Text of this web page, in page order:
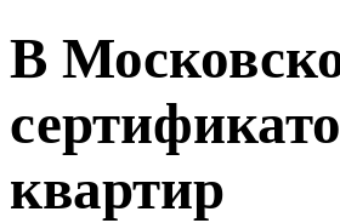
В
квартир